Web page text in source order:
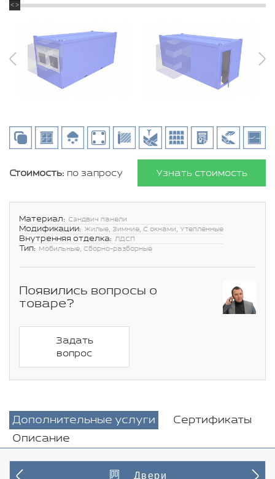
Стоимость: по запросу Узнать стоимость
Материал: Сэндвич панели
Модификации: Жилые, Зимние, С окнами, Утепленные
Внутренняя отделка: ЛДСП
Тип: Мобильные, Сборно-разборные
Появились вопросы о
товаре?
Задать
вопрос
Дополнительные услуги
Сертификаты
Описание
Двери